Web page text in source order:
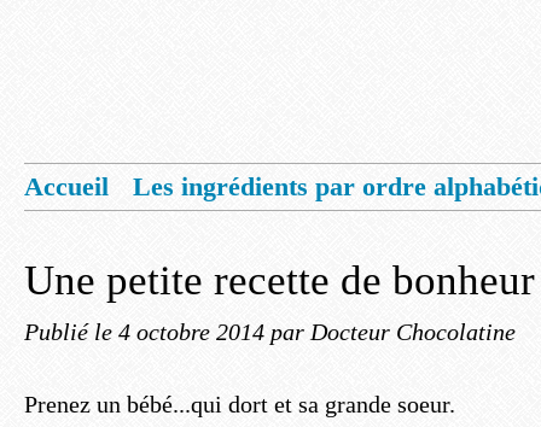
Accueil
Les ingrédients par ordre
Une petite recette de bonheur
Publié le 4 octobre 2014 par Docteur Chocolatine
Prenez un bébé...qui dort et sa grande soeur.